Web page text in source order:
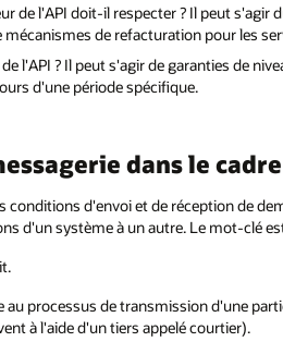
de l'API doit-il respecter ? Il peut s'agir
mécanismes de refacturation pour les
l'API ? Il peut s'agir de garanties de
d'une période spécifique.
dans le
conditions d'envoi et de réception de
d'un système à un autre. Le mot-clé
au processus de transmission d'une
à l'aide d'un tiers appelé courtier).